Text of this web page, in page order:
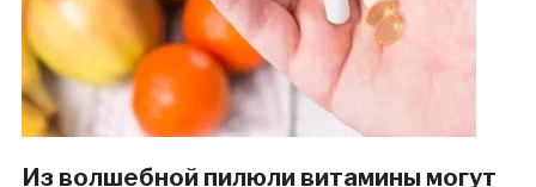
Из волшебной пилюли витамины могут